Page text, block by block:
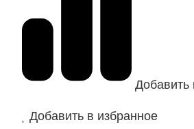
Добавить
Добавить в избранное